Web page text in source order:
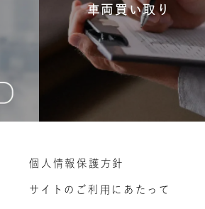
車両買い取り
個人情報保護方針
サイトのご利用にあたって